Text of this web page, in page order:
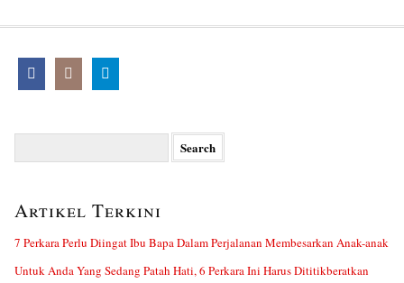
Artikel Terkini
7 Perkara Perlu Diingat Ibu Bapa Dalam Perjalanan Membesarkan Anak-anak
Untuk Anda Yang Sedang Patah Hati, 6 Perkara Ini Harus Dititikberatkan